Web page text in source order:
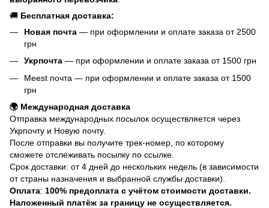
🚚 Бесплатная доставка:
Новая почта — при оформлении и оплате заказа от 2500
грн
Укрпочта — при оформлении и оплате заказа от 1500 грн
Meest почта — при оформлении и оплате заказа от 1500
грн
🌍 Международная доставка
Отправка международных посылок осуществляется через
Укрпочту и Новую почту.
После отправки вы получите трек-номер, по которому
сможете отслеживать посылку по ссылке.
Срок доставки: от 4 дней до нескольких недель (в зависимости
от страны назначения и выбранной службы доставки).
Оплата: 100% предоплата с учётом стоимости доставки.
Наложенный платёж за границу не осуществляется.